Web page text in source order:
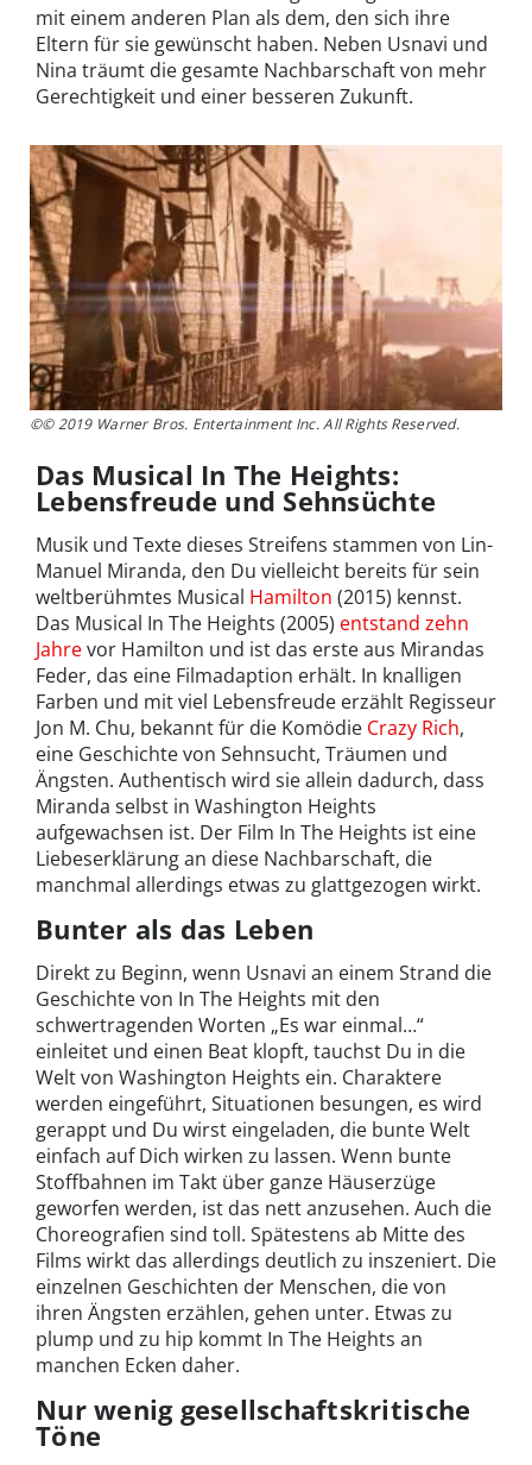
mit einem anderen Plan als dem, den sich ihre
Eltern für sie gewünscht haben. Neben Usnavi und
Nina träumt die gesamte Nachbarschaft von mehr
Gerechtigkeit und einer besseren Zukunft.
©© 2019 Warner Bros. Entertainment Inc. All Rights Reserved.
Das Musical In The Heights:
Lebensfreude und Sehnsüchte
Musik und Texte dieses Streifens stammen von Lin-
Manuel Miranda, den Du vielleicht bereits für sein
weltberühmtes Musical Hamilton (2015) kennst.
Das Musical In The Heights (2005) entstand zehn
Jahrevor Hamilton und ist das erste aus Mirandas
Feder, das eine Filmadaption erhält. In knalligen
Farben und mit viel Lebensfreude erzählt Regisseur
Jon M. Chu, bekannt für die Komödie Crazy Rich,
eine Geschichte von Sehnsucht, Träumen und
Ängsten. Authentisch wird sie allein dadurch, dass
Miranda selbst in Washington Heights
aufgewachsen ist. Der Film In The Heights ist eine
Liebeserklärung an diese Nachbarschaft, die
manchmal allerdings etwas zu glattgezogen wirkt.
Bunter als das Leben
Direkt zu Beginn, wenn Usnavi an einem Strand die
Geschichte von In The Heights mit den
schwertragenden Worten „Es war einmal…“
einleitet und einen Beat klopft, tauchst Du in die
Welt von Washington Heights ein. Charaktere
werden eingeführt, Situationen besungen, es wird
gerappt und Du wirst eingeladen, die bunte Welt
einfach auf Dich wirken zu lassen. Wenn bunte
Stoffbahnen im Takt über ganze Häuserzüge
geworfen werden, ist das nett anzusehen. Auch die
Choreografien sind toll. Spätestens ab Mitte des
Films wirkt das allerdings deutlich zu inszeniert. Die
einzelnen Geschichten der Menschen, die von
ihren Ängsten erzählen, gehen unter. Etwas zu
plump und zu hip kommt In The Heights an
manchen Ecken daher.
Nur wenig gesellschaftskritische
Töne